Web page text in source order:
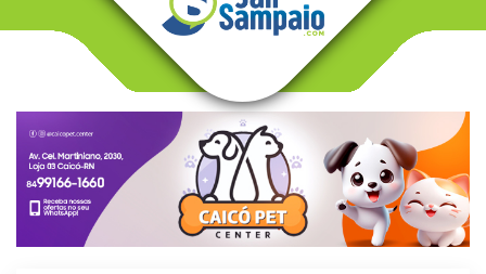
v
g
t
i
o
n